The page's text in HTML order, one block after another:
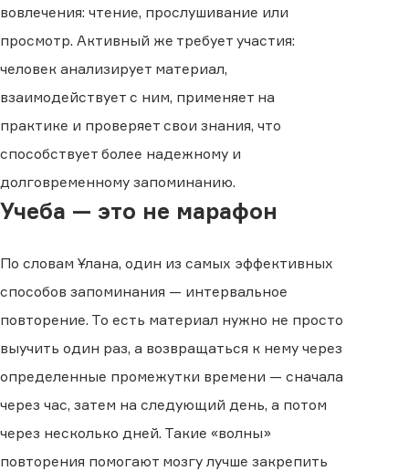
вовлечения: чтение, прослушивание или
просмотр. Активный же требует участия:
человек анализирует материал,
взаимодействует с ним, применяет на
практике и проверяет свои знания, что
способствует более надежному и
долговременному запоминанию.
Учеба — это не марафон
По словам Ұлана, один из самых эффективных
способов запоминания — интервальное
повторение. То есть материал нужно не просто
выучить один раз, а возвращаться к нему через
определенные промежутки времени — сначала
через час, затем на следующий день, а потом
через несколько дней. Такие «волны»
повторения помогают мозгу лучше закрепить